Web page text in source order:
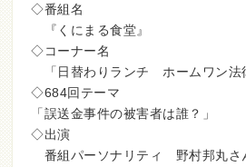
◇番組名
『くにまる食堂』
◇コーナー名
「日替わりランチ ホームワン法
◇684回テーマ
「誤送金事件の被害者は誰？」
◇出演
番組パーソナリティ 野村邦丸さ